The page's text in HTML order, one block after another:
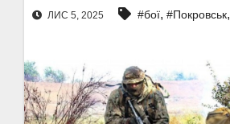
ЛИС 5, 2025 #бої, #Покровськ,